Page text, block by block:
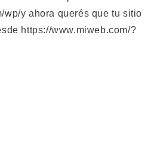
wp/y ahora querés que tu sitio
https://www.miweb.com/?